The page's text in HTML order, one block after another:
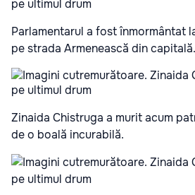
Parlamentarul a fost înmormântat
pe strada Armenească din capitală.
Zinaida Chistruga a murit acum
de o boală incurabilă.